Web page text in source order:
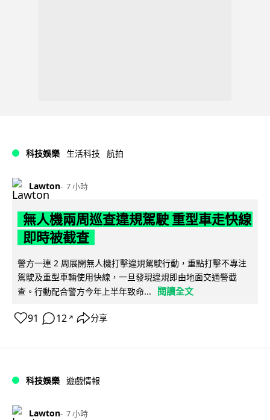
科技娛樂 生活科技 航拍
Lawton 7 小時
無人機兩周巡查違規駕駛 重型車走快線
即時被截查
警方一連 2 周展開無人機打擊違規駕駛行動，重點打擊不專注
駕駛及重型車輛使用快線，一旦發現違規即由地面交通警截
查。行動配合警方今年上半年致命...
閱讀全文
91 12 ↗ 分享
科技娛樂 遊戲情報
Lawton 7 小時